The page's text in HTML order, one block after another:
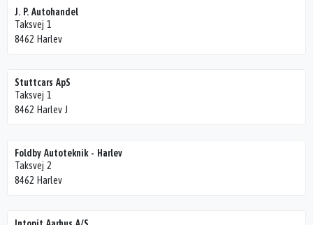
J. P. Autohandel
Taksvej 1
8462 Harlev
Stuttcars ApS
Taksvej 1
8462 Harlev J
Foldby Autoteknik - Harlev
Taksvej 2
8462 Harlev